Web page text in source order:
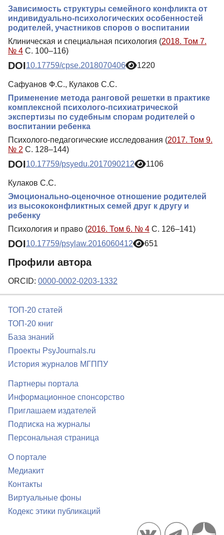
Зависимость структуры семейного конфликта от
индивидуально-психологических особенностей
родителей, участников споров о воспитании
Клиническая и специальная психология (2018. Том 7.
№ 4 С. 100–116)
DOI10.17759/cpse.2018070406 1220
Сафуанов Ф.С., Кулаков С.С.
Применение метода ранговой решетки в практике
комплексной психолого-психиатрической
экспертизы по судебным спорам родителей о
воспитании ребенка
Психолого-педагогические исследования (2017. Том 9.
№ 2 С. 128–144)
DOI10.17759/psyedu.2017090212 1106
Кулаков С.С.
Эмоционально-оценочное отношение родителей
из высококонфликтных семей друг к другу и
ребенку
Психология и право (2016. Том 6. № 4 С. 126–141)
DOI10.17759/psylaw.2016060412 651
Профили автора
ORCID: 0000-0002-0203-1332
ТОП-20 статей
ТОП-20 книг
База знаний
Проекты PsyJournals.ru
История журналов МГППУ
Партнеры портала
Информационное спонсорство
Приглашаем издателей
Подписка на журналы
Персональная страница
О портале
Медиакит
Контакты
Виртуальные фоны
Кодекс этики публикаций